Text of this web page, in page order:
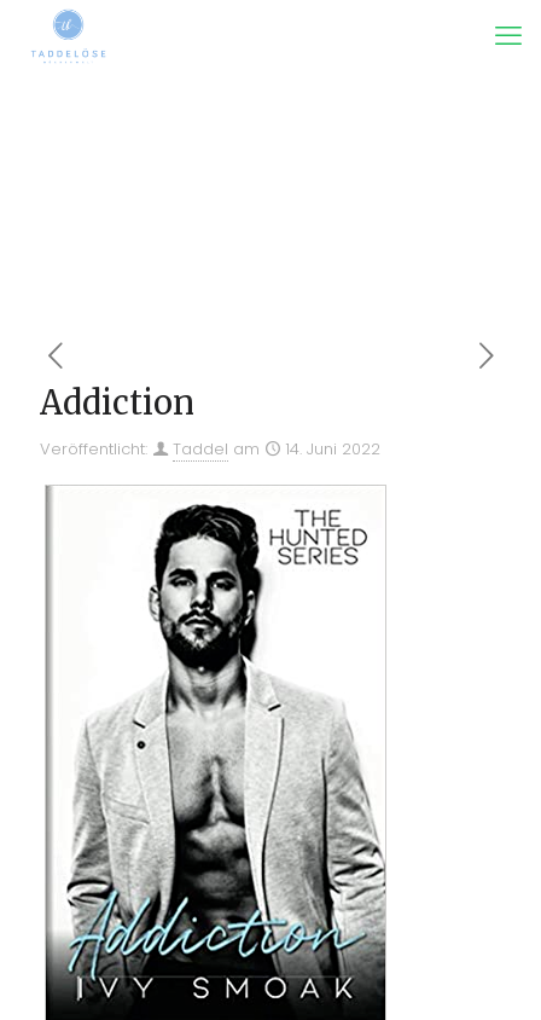
Addiction
Veröffentlicht: Taddel am 14. Juni 2022